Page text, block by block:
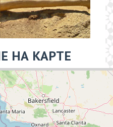
НА КАРТЕ